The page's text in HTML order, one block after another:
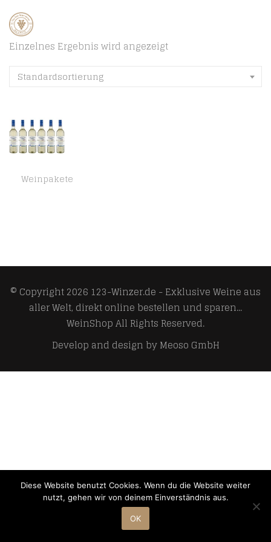
Einzelnes Ergebnis wird angezeigt
Standardsortierung
Weinpakete
© Copyright 2026 123-Winzer.de - Exklusive Weine aus
aller Welt, direkt online bestellen und sparen...
WeinShopAll Rights Reserved.
Develop and design byMeoso GmbH
Diese Website benutzt Cookies. Wenn du die Website weiter
nutzt, gehen wir von deinem Einverständnis aus.
OK